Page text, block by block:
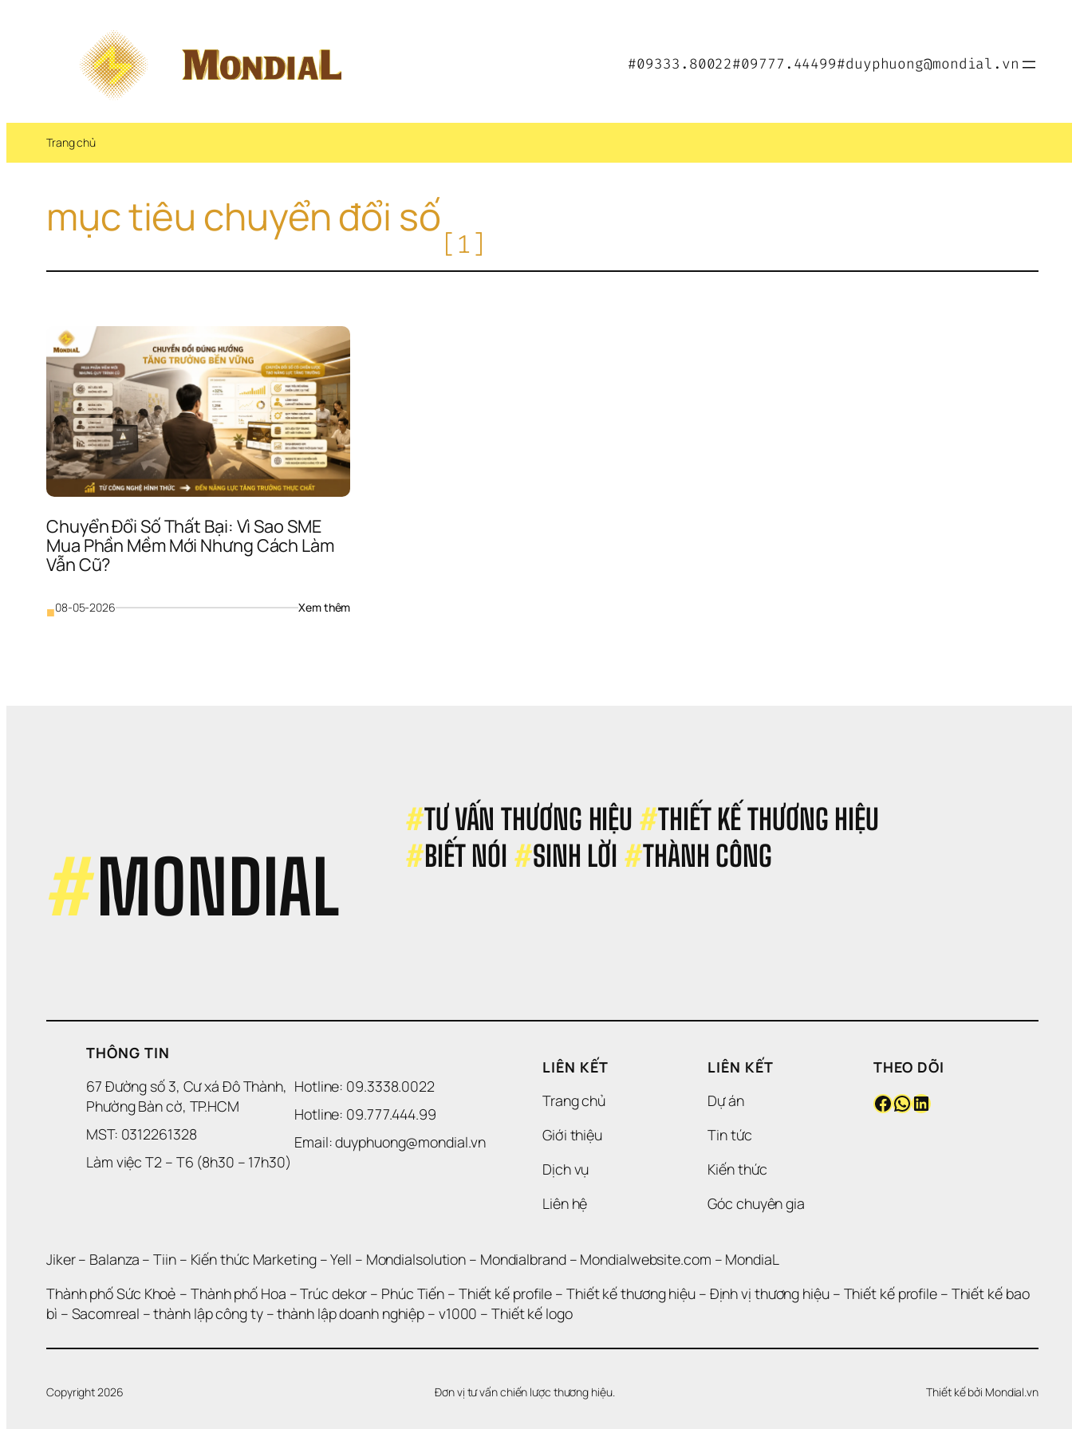
#09333.80022#09777.44499#duyphuong@mondial.vn
Trang chủ
mục tiêu chuyển đổi số
[1]
Chuyển Đổi Số Thất Bại: Vì Sao SME
Mua Phần Mềm Mới Nhưng Cách Làm
Vẫn Cũ?
■08-05-2026 Xem thêm:
#MONDIAL
#TƯ VẤN THƯƠNG HIỆU #THIẾT KẾ THƯƠNG HIỆU
#BIẾT NÓI #SINH LỜI #THÀNH CÔNG
THÔNG TIN
67 Đường số 3, Cư xá Đô Thành,
Phường Bàn cờ, TP.HCM
MST: 0312261328
Làm việc T2 – T6 (8h30 – 17h30)
Hotline: 09.3338.0022
Hotline: 09.777.444.99
Email: duyphuong@mondial.vn
LIÊN KẾT
Trang chủ
Giới thiệu
Dịch vụ
Liên hệ
LIÊN KẾT
Dự án
Tin tức
Kiến thức
Góc chuyên gia
THEO DÕI
Facebook WhatsApp LinkedIn
Jiker – Balanza – Tiin – Kiến thức Marketing – Yell – Mondialsolution – Mondialbrand – Mondialwebsite.com – MondiaL
Thành phố Sức Khoẻ – Thành phố Hoa – Trúc dekor – Phúc Tiến – Thiết kế profile – Thiết kế thương hiệu – Định vị thương hiệu – Thiết kế profile – Thiết kế bao
bì – Sacomreal – thành lập công ty – thành lập doanh nghiệp – v1000 – Thiết kế logo
Copyright 2026 Đơn vị tư vấn chiến lược thương hiệu. Thiết kế bởi Mondial.vn